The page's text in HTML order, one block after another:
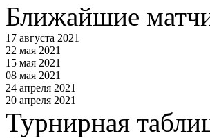
Ближайшие
17 августа 2021
22 мая 2021
15 мая 2021
08 мая 2021
24 апреля 2021
20 апреля 2021
Турнирная